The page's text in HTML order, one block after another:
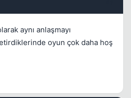
aynı anlaşmayı
oyun çok daha hoş